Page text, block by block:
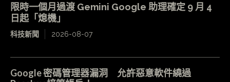
限時一個月過渡 Gemini Google 助理確定 9 月 4
日起「熄機」
科技新聞 2026-08-07
Google 密碼管理器漏洞 允許惡意軟件繞過